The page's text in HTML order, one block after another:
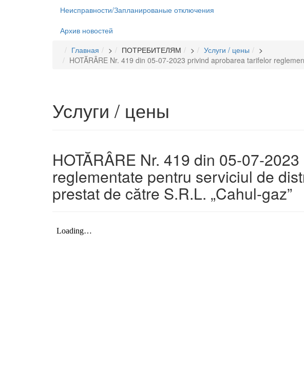
Неисправности/Запланированые отключения
Архив новостей
Главная
> ПОТРЕБИТЕЛЯМ > Услуги / цены
>
HOTĂRÂRE Nr. 419 din 05-07-2023 privind aprobarea tarifelor
Услуги / цены
HOTĂRÂRE Nr. 419 din 05-07-
reglementate pentru serviciul de
prestat de către S.R.L. „Cahul-gaz”